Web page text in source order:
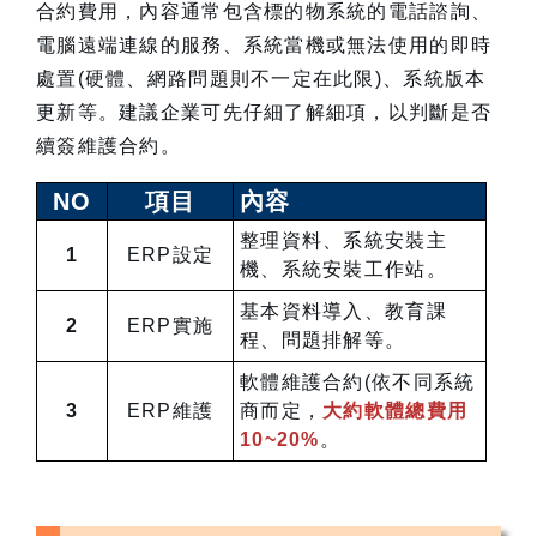
合約費用，內容通常包含標的物系統的電話諮詢、
電腦遠端連線的服務、系統當機或無法使用的即時
處置(硬體、網路問題則不一定在此限)、系統版本
更新等。建議企業可先仔細了解細項，以判斷是否
續簽維護合約。
NO 項目 內容
1 ERP設定
整理資料、系統安裝主
機、系統安裝工作站。
2 ERP實施
基本資料導入、教育課
程、問題排解等。
3 ERP維護
軟體維護合約(依不同系統
商而定， 大約軟體總費用
10~20% 。